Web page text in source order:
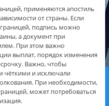
применяются апостиль
от страны. Если
границей, подпись можно
а документ при
При этом важно
выплат, порядок изменения
Важно, чтобы
чёткими и исключали
При необходимости,
может потребоваться